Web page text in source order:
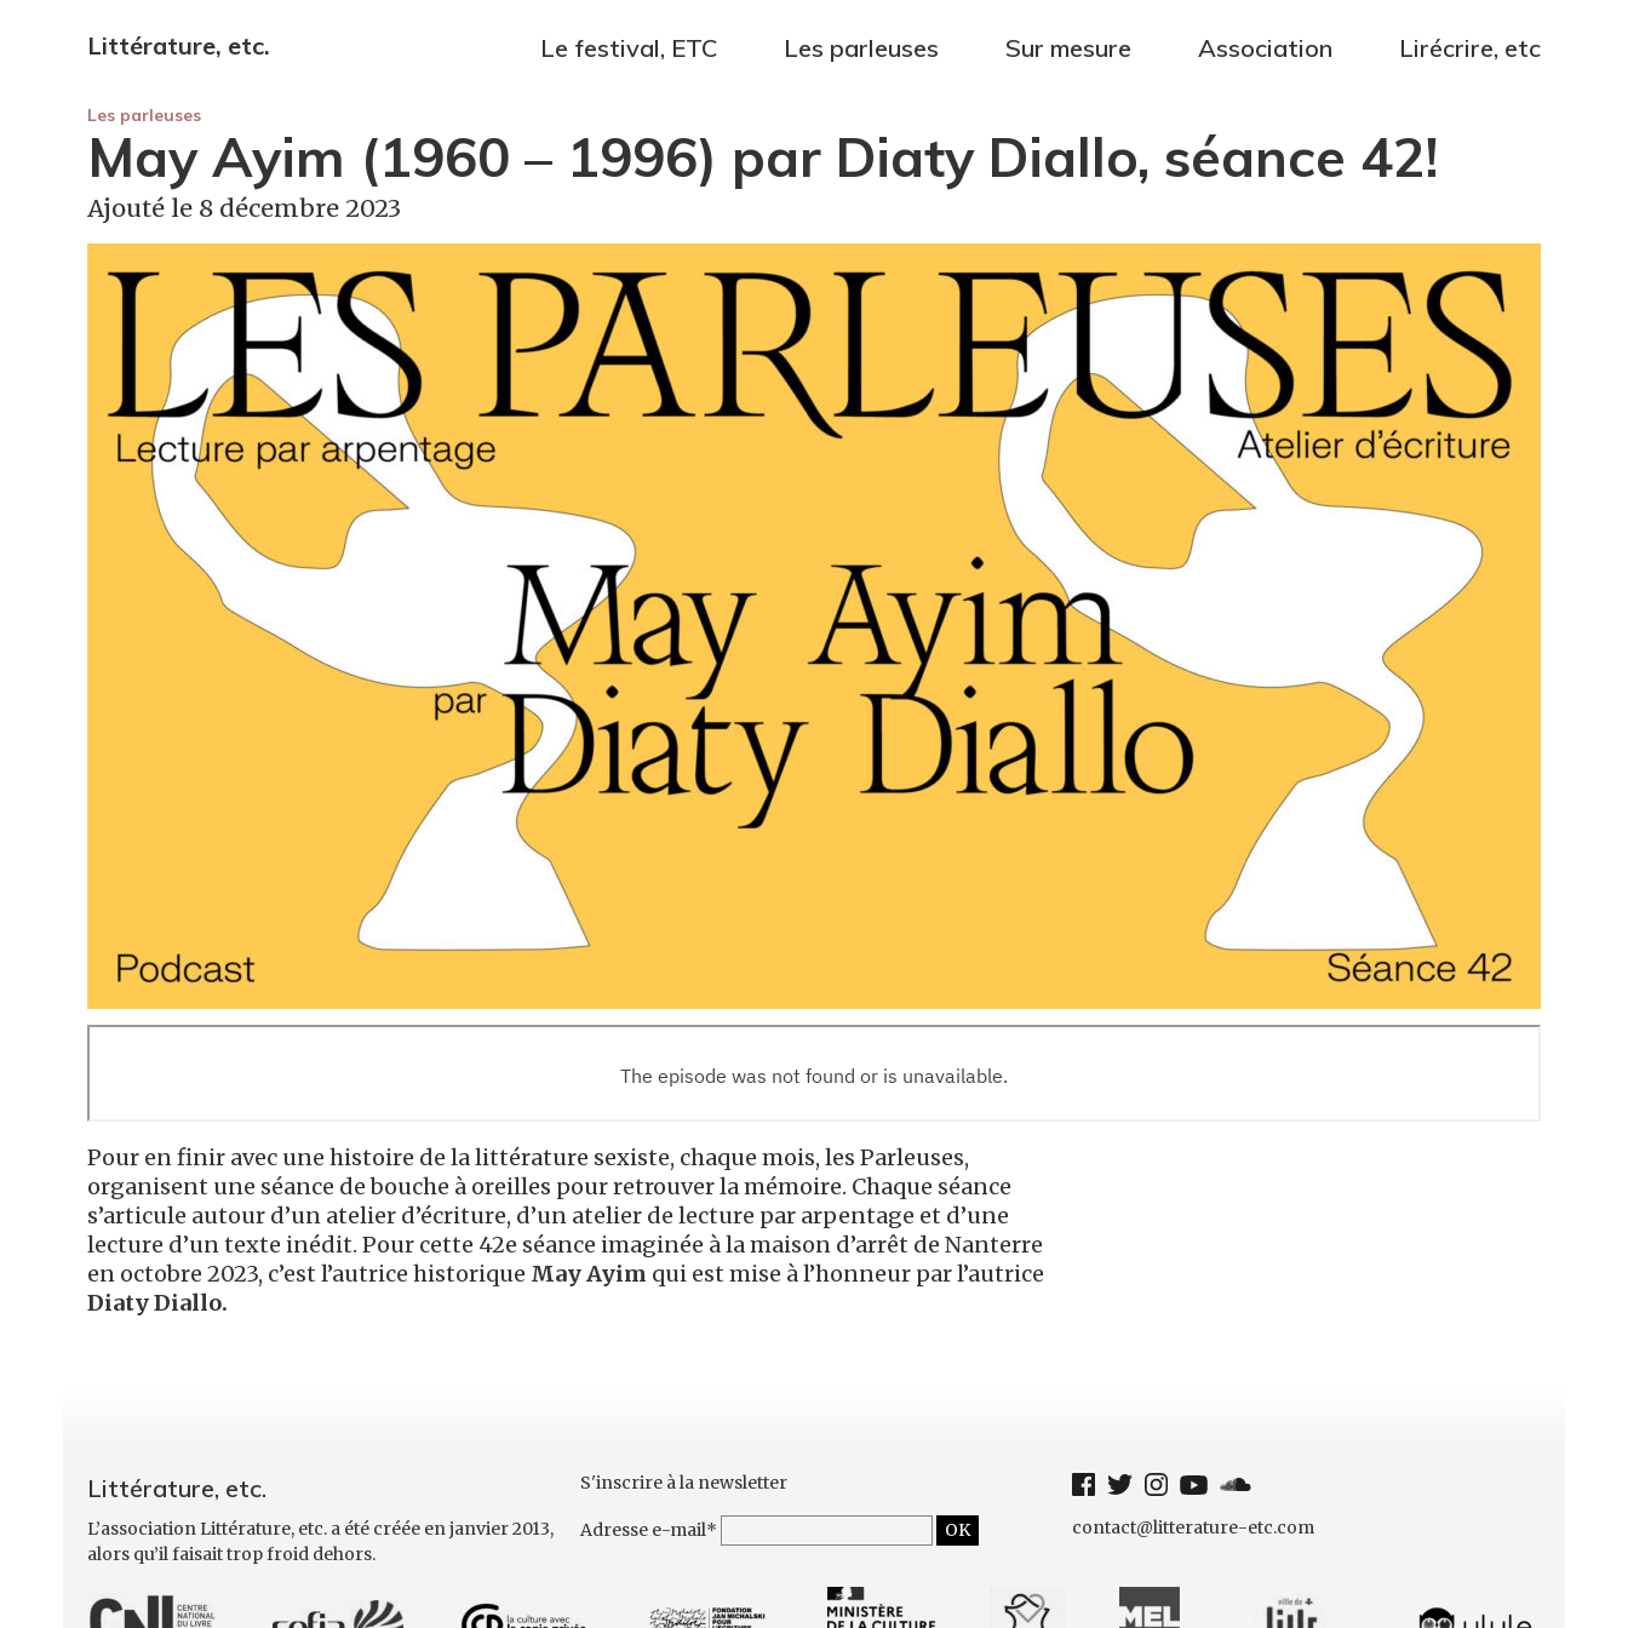
Littérature, etc. Le festival, ETC Les parleuses Sur mesure Association Lirécrire, etc
Les parleuses
May Ayim (1960 – 1996) par Diaty Diallo, séance 42!
Ajouté le 8 décembre 2023
Pour en finir avec une histoire de la littérature sexiste, chaque mois, les Parleuses,
organisent une séance de bouche à oreilles pour retrouver la mémoire. Chaque séance
s’articule autour d’un atelier d’écriture, d’un atelier de lecture par arpentage et d’une
lecture d’un texte inédit. Pour cette 42e séance imaginée à la maison d’arrêt de Nanterre
en octobre 2023, c’est l’autrice historique May Ayim qui est mise à l’honneur par l’autrice
Diaty Diallo.
Littérature, etc.
L’association Littérature, etc. a été créée en janvier 2013,
alors qu’il faisait trop froid dehors.
S'inscrire à la newsletter
Adresse e-mail* contact@litterature-etc.com